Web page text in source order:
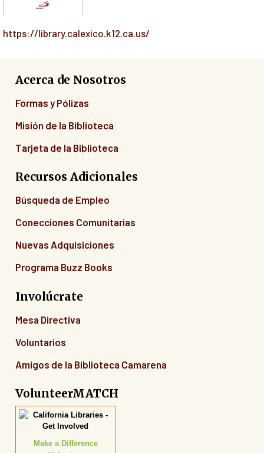
https://library.calexico.k12.ca.us/
Acerca de Nosotros
Formas y Pólizas
Misión de la Biblioteca
Tarjeta de la Biblioteca
Recursos Adicionales
Búsqueda de Empleo
Conecciones Comunitarias
Nuevas Adquisiciones
Programa Buzz Books
Involúcrate
Mesa Directiva
Voluntarios
Amigos de la Biblioteca Camarena
VolunteerMATCH
Make a Difference